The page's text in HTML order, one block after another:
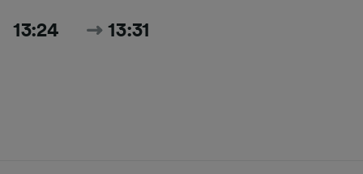
13:24 13:31